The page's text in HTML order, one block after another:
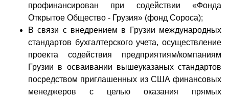
профинансирован при содействии «Фонда
Открытое Общество - Грузия» (фонд Сороса);
В связи с внедрением в Грузии международных
стандартов бухгалтерского учета, осуществление
проекта содействия предприятиям/компаниям
Грузии в осваивании вышеуказаных стандартов
посредством приглашенных из США финансовых
менеджеров с целью оказания прямых